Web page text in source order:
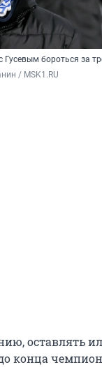
Гусевым бороться за
/ MSK1.RU
оставлять
конца